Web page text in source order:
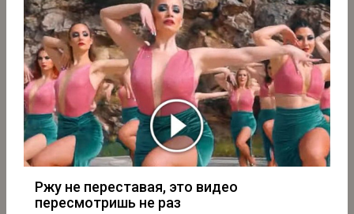
Ржу не переставая, это видео
пересмотришь не раз